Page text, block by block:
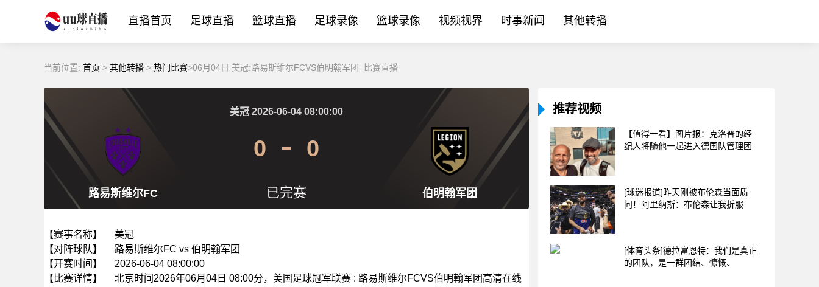
直播首页 足球直播 篮球直播 足球录像 篮球录像 视频视界 时事新闻 其他转播
当前位置: 首页 > 其他转播 > 热门比赛>06月04日 美冠:路易斯维尔FCVS伯明翰军团_比赛直播
路易斯维尔FC 伯明翰军团
美冠 2026-06-04 08:00:00
0 0
已完赛
【赛事名称】
美冠
【对阵球队】
路易斯维尔FC vs 伯明翰军团
【开赛时间】
2026-06-04 08:00:00
【比赛详情】
北京时间2026年06月04日 08:00分，美国足球冠军联赛 : 路易斯维尔FCVS伯明翰军团高清在线
推荐视频
【值得一看】图片报：克洛普的经
纪人将随他一起进入德国队管理团
[球迷报道]昨天刚被布伦森当面质
问！阿里纳斯：布伦森让我折服
[体育头条]德拉富恩特：我们是真正
的团队，是一群团结、慷慨、